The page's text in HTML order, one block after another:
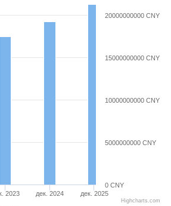
2023 дек. 2024 дек. 2025
0 CNY
5000000000 CNY
10000000000 CNY
15000000000 CNY
20000000000 CNY
Highcharts.com